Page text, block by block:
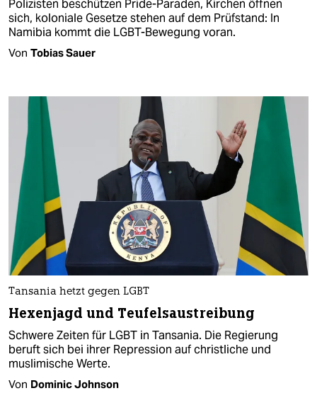
Polizisten beschützen Pride-Paraden, Kirchen öffnen
sich, koloniale Gesetze stehen auf dem Prüfstand: In
Namibia kommt die LGBT-Bewegung voran.
Von Tobias Sauer
Tansania hetzt gegen LGBT
Hexenjagd und Teufelsaustreibung
Schwere Zeiten für LGBT in Tansania. Die Regierung
beruft sich bei ihrer Repression auf christliche und
muslimische Werte.
Von Dominic Johnson